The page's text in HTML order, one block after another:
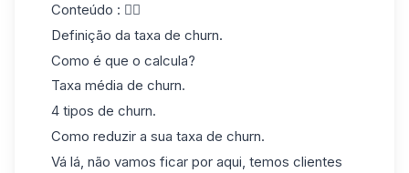
Conteúdo : 👇🏼
Definição da taxa de churn.
Como é que o calcula?
Taxa média de churn.
4 tipos de churn.
Como reduzir a sua taxa de churn.
Vá lá, não vamos ficar por aqui, temos clientes